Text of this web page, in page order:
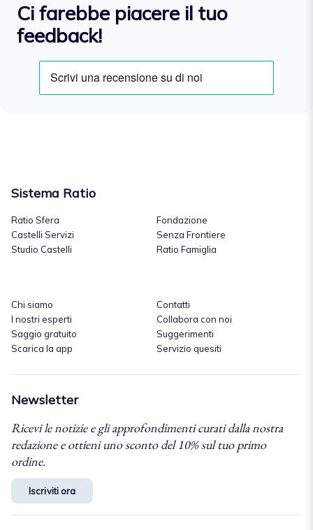
Ci farebbe piacere il tuo
feedback!
Sistema Ratio
Ratio Sfera
Castelli Servizi
Studio Castelli
Fondazione
Senza Frontiere
Ratio Famiglia
Chi siamo
I nostri esperti
Saggio gratuito
Scarica la app
Contatti
Collabora con noi
Suggerimenti
Servizio quesiti
Newsletter
Ricevi le notizie e gli approfondimenti curati dalla nostra
redazione e ottieni uno sconto del 10% sul tuo primo
ordine.
Iscriviti ora